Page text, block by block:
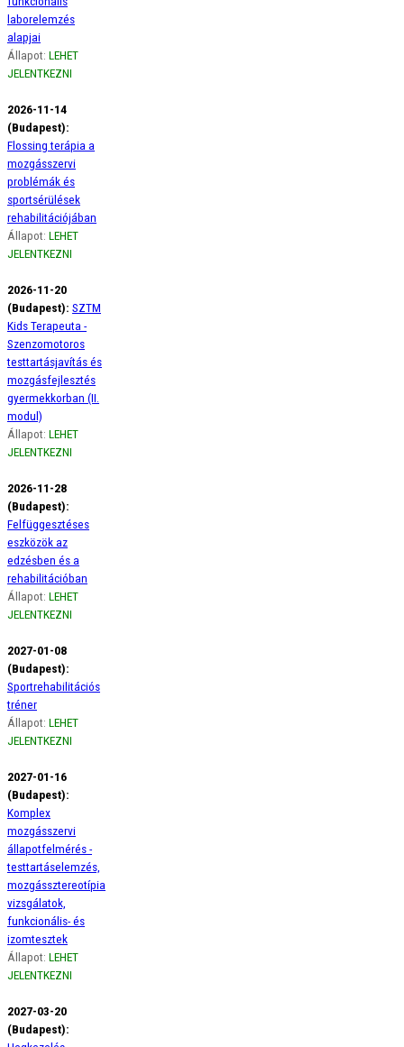
laborelemzés
alapjai
Állapot: LEHET
JELENTKEZNI
2026-11-14
(Budapest):
Flossing terápia a
mozgásszervi
problémák és
sportsérülések
rehabilitációjában
Állapot: LEHET
JELENTKEZNI
2026-11-20
(Budapest): SZTM
Kids Terapeuta -
Szenzomotoros
testtartásjavítás és
mozgásfejlesztés
gyermekkorban (II.
modul)
Állapot: LEHET
JELENTKEZNI
2026-11-28
(Budapest):
Felfüggesztéses
eszközök az
edzésben és a
rehabilitációban
Állapot: LEHET
JELENTKEZNI
2027-01-08
(Budapest):
Sportrehabilitációs
tréner
Állapot: LEHET
JELENTKEZNI
2027-01-16
(Budapest):
Komplex
mozgásszervi
állapotfelmérés -
testtartáselemzés,
mozgássztereotípia
vizsgálatok,
funkcionális- és
izomtesztek
Állapot: LEHET
JELENTKEZNI
2027-03-20
(Budapest):